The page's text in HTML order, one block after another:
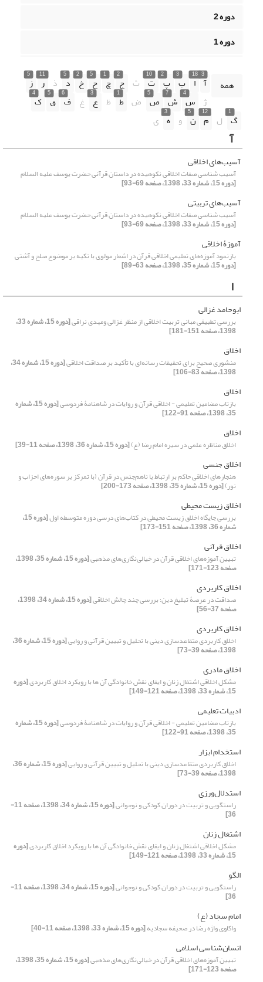
دوره 2
دوره 1
همه
3
آ
18
ا
3
ب
2
پ
10
ت ث
2
ج
1
چ
5
ح
2
خ
5
د ذ
11
ر
5
ز
ژ
4
س
7
ش
5
ص ض
1
ط ظ
3
ع غ
6
ف
5
ق
4
ک
1
گ ل
12
م
5
ن و
3
ه ی
آ
آسیب‌های اخلاقی
آسیب شناسی صفات اخلاقی نکوهیده در داستان قرآنی حضرت یوسف علیه السلام
[دوره 15، شماره 33، 1398، صفحه 69-93]
آسیب‌های تربیتی
آسیب شناسی صفات اخلاقی نکوهیده در داستان قرآنی حضرت یوسف علیه السلام
[دوره 15، شماره 33، 1398، صفحه 69-93]
آموزۀ اخلاقی
بازنمود آموزه‌های تعلیمی اخلاقی قرآن در اشعار مولوی با تکیه ‌بر موضوع صلح و آشتی
[دوره 15، شماره 35، 1398، صفحه 63-89]
ا
ابوحامد غزالی
بررسی تطبیقی مبانی تربیت اخلاقی از منظر غزالی ومهدی نراقی [دوره 15، شماره 33،
1398، صفحه 151-181]
اخلاق
منشوری صحیح برای تحقیقات رسانه‌ای با تأکید بر صداقت اخلاقی [دوره 15، شماره 34،
1398، صفحه 83-106]
اخلاق
بازتاب مضامین تعلیمی - اخلاقی قرآن و روایات در شاهنامۀ فردوسی [دوره 15، شماره
35، 1398، صفحه 91-122]
اخلاق
اخلاق مناظره علمی در سیره امام رضا (ع)[دوره 15، شماره 36، 1398، صفحه 11-39]
اخلاق جنسی
هنجارهای اخلاقی حاکم بر ارتباط با ناهم‌‌جنس در قرآن (با تمرکز بر سوره‌‌های احزاب و
نور)[دوره 15، شماره 35، 1398، صفحه 173-200]
اخلاق زیست محیطی
بررسی جایگاه اخلاق زیست محیطی در کتاب‌های درسی دوره متوسطه اول [دوره 15،
شماره 36، 1398، صفحه 151-173]
اخلاق قرآنی
تبیین آموزه‌های اخلاقی قرآن در خیالی‌نگاری‌های مذهبی [دوره 15، شماره 35، 1398،
صفحه 123-171]
اخلاق کاربردی
صداقت در عرصۀ تبلیغ دین؛ بررسی چند چالش اخلاقی [دوره 15، شماره 34، 1398،
صفحه 37-56]
اخلاق کاربردی
اخلاق کاربردی متقاعدسازی دینی با تحلیل و تبیین قرآنی و روایی [دوره 15، شماره 36،
1398، صفحه 39-73]
اخلاق مادری
مشکل اخلاقی اشتغال زنان و ایفای نقش خانوادگی آن ها با رویکرد اخلاق کاربردی[دوره
15، شماره 33، 1398، صفحه 121-149]
ادبیات تعلیمی
بازتاب مضامین تعلیمی - اخلاقی قرآن و روایات در شاهنامۀ فردوسی [دوره 15، شماره
35، 1398، صفحه 91-122]
استخدام ابزار
اخلاق کاربردی متقاعدسازی دینی با تحلیل و تبیین قرآنی و روایی [دوره 15، شماره 36،
1398، صفحه 39-73]
استدلال‌ورزی
راستگویی و تربیت در دوران کودکی و نوجوانی [دوره 15، شماره 34، 1398، صفحه 11-
36]
اشتغال زنان
مشکل اخلاقی اشتغال زنان و ایفای نقش خانوادگی آن ها با رویکرد اخلاق کاربردی[دوره
15، شماره 33، 1398، صفحه 121-149]
الگو
راستگویی و تربیت در دوران کودکی و نوجوانی [دوره 15، شماره 34، 1398، صفحه 11-
36]
امام سجاد (ع)
واکاوی واژه رضا در صحیفه سجادیه[دوره 15، شماره 33، 1398، صفحه 11-40]
انسان‌شناسی اسلامی
تبیین آموزه‌های اخلاقی قرآن در خیالی‌نگاری‌های مذهبی [دوره 15، شماره 35، 1398،
صفحه 123-171]